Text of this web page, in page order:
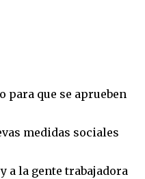
para que se aprueben
medidas sociales
a la gente trabajadora